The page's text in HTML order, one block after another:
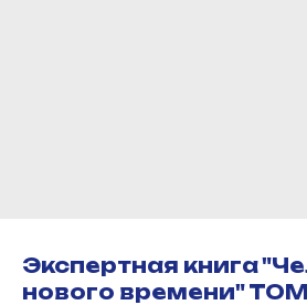
Экспертная книга
нового времени"